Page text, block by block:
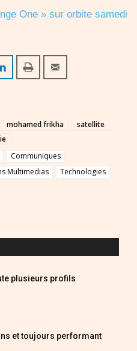
One » sur orbite samedi
mohamed frikha
satellite
Communiques
Multimedias
Technologies
plusieurs profils
et toujours performant